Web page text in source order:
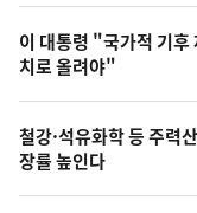
오
늘
의
사
진
이 대통령 "국가적 기
치로 올려야"
철강·석유화학 등 주력
장률 높인다